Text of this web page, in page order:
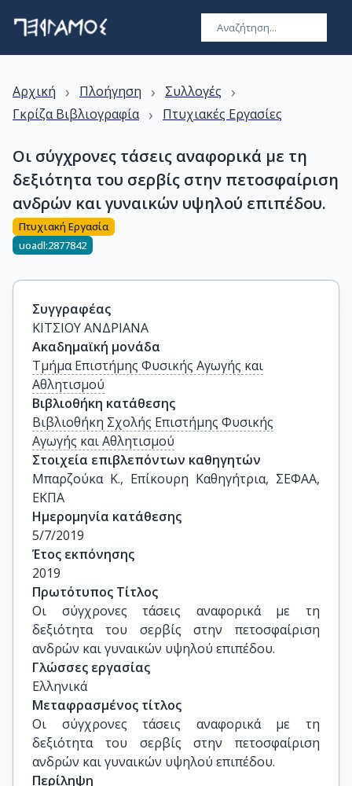
Αρχική › Πλοήγηση › Συλλογές ›
Γκρίζα Βιβλιογραφία › Πτυχιακές Εργασίες
Οι σύγχρονες τάσεις αναφορικά με τη
δεξιότητα του σερβίς στην πετοσφαίριση
ανδρών και γυναικών υψηλού επιπέδου.
Πτυχιακή Εργασία
uoadl:2877842
Συγγραφέας
ΚΙΤΣΙΟΥ ΑΝΔΡΙΑΝΑ
Ακαδημαϊκή μονάδα
Τμήμα Επιστήμης Φυσικής Αγωγής και
Αθλητισμού
Βιβλιοθήκη κατάθεσης
Βιβλιοθήκη Σχολής Επιστήμης Φυσικής
Αγωγής και Αθλητισμού
Στοιχεία επιβλεπόντων καθηγητών
Μπαρζούκα Κ., Επίκουρη Καθηγήτρια, ΣΕΦΑΑ,
ΕΚΠΑ
Ημερομηνία κατάθεσης
5/7/2019
Έτος εκπόνησης
2019
Πρωτότυπος Τίτλος
Οι σύγχρονες τάσεις αναφορικά με τη
δεξιότητα του σερβίς στην πετοσφαίριση
ανδρών και γυναικών υψηλού επιπέδου.
Γλώσσες εργασίας
Ελληνικά
Μεταφρασμένος τίτλος
Οι σύγχρονες τάσεις αναφορικά με τη
δεξιότητα του σερβίς στην πετοσφαίριση
ανδρών και γυναικών υψηλού επιπέδου.
Περίληψη